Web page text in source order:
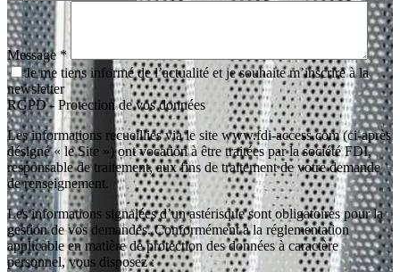
Message *
Je me tiens informé de l’actualité et je souhaite m’inscrire à la
newsletter
RGPD - Protection de vos données
Les informations recueillies via le site www.fdi-access.com (ci-après
désigné « le Site ») ont vocation à être traitées par la société FDI,
responsable de traitement, aux fins de traitement de votre demande
de renseignement.
Les informations signalées d’un astérisque sont obligatoires pour la
gestion de vos demandes. Conformément à la réglementation
applicable en matière de protection des données à caractère
personnel, vous disposez :